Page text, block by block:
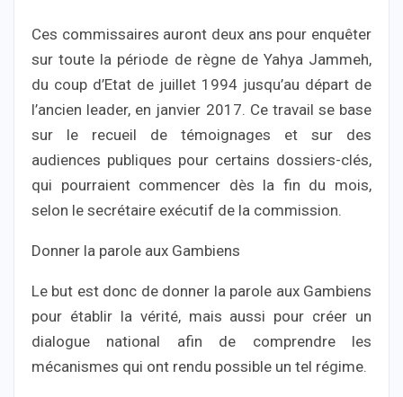
Ces commissaires auront deux ans pour enquêter
sur toute la période de règne de Yahya Jammeh,
du coup d’Etat de juillet 1994 jusqu’au départ de
l’ancien leader, en janvier 2017. Ce travail se base
sur le recueil de témoignages et sur des
audiences publiques pour certains dossiers-clés,
qui pourraient commencer dès la fin du mois,
selon le secrétaire exécutif de la commission.
Donner la parole aux Gambiens
Le but est donc de donner la parole aux Gambiens
pour établir la vérité, mais aussi pour créer un
dialogue national afin de comprendre les
mécanismes qui ont rendu possible un tel régime.